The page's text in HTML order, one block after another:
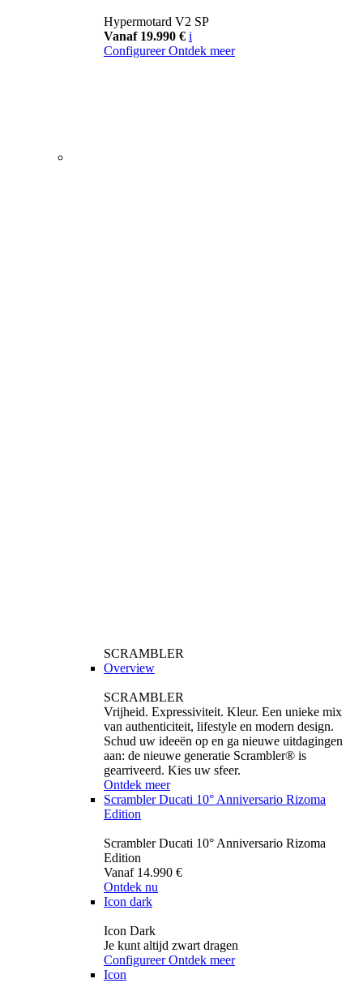
Hypermotard V2 SP
Vanaf 19.990 € i
Configureer Ontdek meer
SCRAMBLER
Overview
SCRAMBLER
Vrijheid. Expressiviteit. Kleur. Een unieke mix
van authenticiteit, lifestyle en modern design.
Schud uw ideeën op en ga nieuwe uitdagingen
aan: de nieuwe generatie Scrambler® is
gearriveerd. Kies uw sfeer.
Ontdek meer
Scrambler Ducati 10° Anniversario Rizoma
Edition
Scrambler Ducati 10° Anniversario Rizoma
Edition
Vanaf 14.990 €
Ontdek nu
Icon dark
Icon Dark
Je kunt altijd zwart dragen
Configureer Ontdek meer
Icon